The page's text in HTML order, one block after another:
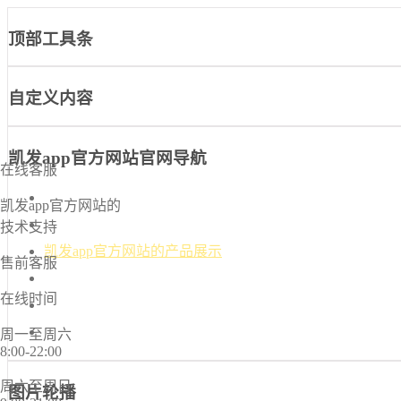
顶部工具条
自定义内容
凯发app官方网站官网导航
凯发app官方网站-凯发k8国际官网首页入口
凯发k8国际官网首页入口的介绍
凯发app官方网站的产品展示
诚信档案
联系凯发app官方网站
图片轮播
在线客服
凯发app官方网站的
技术支持
售前客服
在线时间
周一至周六
8:00-22:00
周六至周日